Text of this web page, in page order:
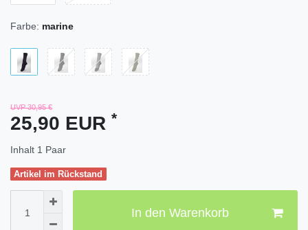
Farbe: marine
UVP 30,95 €
25,90 EUR *
Inhalt 1 Paar
Artikel im Rückstand
In den Warenkorb